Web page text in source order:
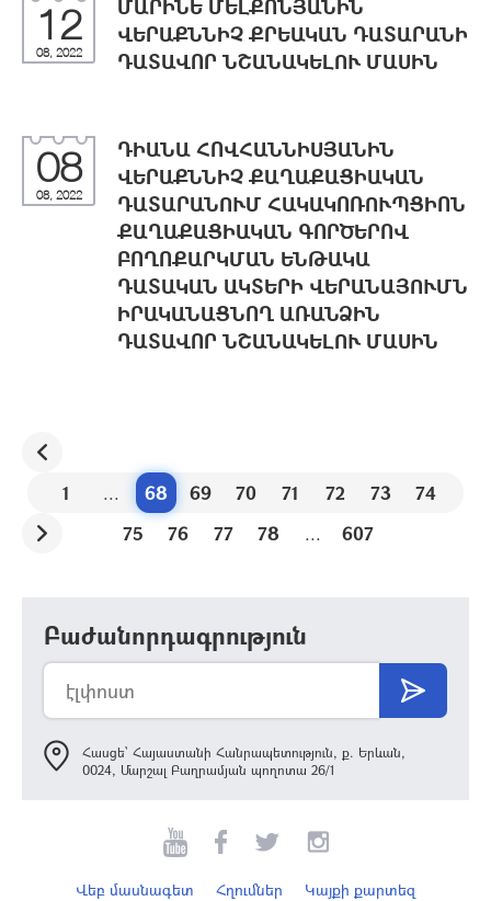
12
08, 2022
ՄԱՐԻՆԵ ՄԵԼՔՈՆՅԱՆԻՆ
ՎԵՐԱՔՆՆԻՉ ՔՐԵԱԿԱՆ ԴԱՏԱՐԱՆԻ
ԴԱՏԱՎՈՐ ՆՇԱՆԱԿԵԼՈՒ ՄԱՍԻՆ
08
08, 2022
ԴԻԱՆԱ ՀՈՎՀԱՆՆԻՍՅԱՆԻՆ
ՎԵՐԱՔՆՆԻՉ ՔԱՂԱՔԱՑԻԱԿԱՆ
ԴԱՏԱՐԱՆՈՒՄ ՀԱԿԱԿՈՌՈՒՊՑԻՈՆ
ՔԱՂԱՔԱՑԻԱԿԱՆ ԳՈՐԾԵՐՈՎ
ԲՈՂՈՔԱՐԿՄԱՆ ԵՆԹԱԿԱ
ԴԱՏԱԿԱՆ ԱԿՏԵՐԻ ՎԵՐԱՆԱՅՈՒՄՆ
ԻՐԱԿԱՆԱՑՆՈՂ ԱՌԱՆՁԻՆ
ԴԱՏԱՎՈՐ ՆՇԱՆԱԿԵԼՈՒ ՄԱՍԻՆ
1 ... 68 69 70 71 72 73
74
75
76 77 78 ... 607
Բաժանորդագրություն
Հասցե՝ Հայաստանի Հանրապետություն, ք. Երևան,
0024, Մարշալ Բաղրամյան պողոտա 26/1
Վեբ մասնագետ Հղումներ Կայքի քարտեզ